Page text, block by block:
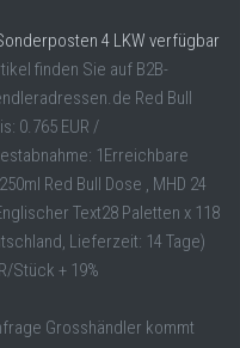
4 LKW verfügbar
finden Sie auf B2B-
Red Bull
0.765 EUR /
1Erreichbare
Red Bull Dose , MHD 24
Text28 Paletten x 118
Lieferzeit: 14 Tage)
Stück + 19%
Grosshändler kommt